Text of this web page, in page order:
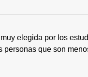
elegida por los
que son